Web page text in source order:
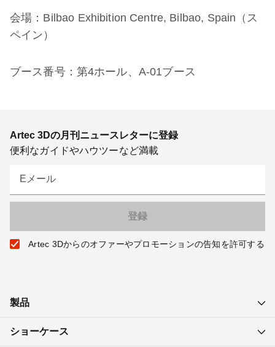
会場：Bilbao Exhibition Centre, Bilbao, Spain（ス
ペイン）
ブース番号：第4ホール、A-01ブース
Artec 3Dの月刊ニュースレターに登録
便利なガイドやハウツーなど満載
Eメール
Artec 3Dからのオファーやプロモーションの告知を許可する
製品
ショーケース